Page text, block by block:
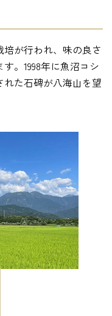
が行われ、味の良さ
。1998年に魚沼コシ
れた石碑が八海山を望